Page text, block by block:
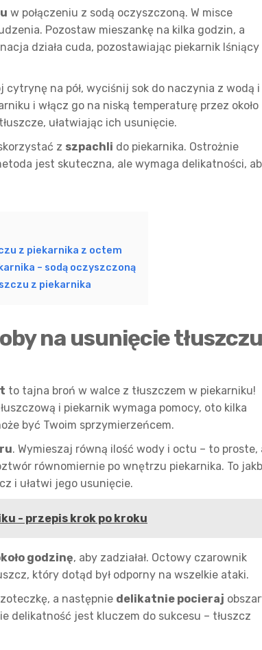
w połączeniu z sodą oczyszczoną. W misce
Pozostaw mieszankę na kilka godzin, a
działa cuda, pozostawiając piekarnik lśniący
cytrynę na pół, wyciśnij sok do naczynia z wodą i
i włącz go na niską temperaturę przez około
ułatwiając ich usunięcie.
z szpachli do piekarnika. Ostrożnie
jest skuteczna, ale wymaga delikatności,
z piekarnika z octem
– sodą oczyszczoną
z piekarnika
na usunięcie tłuszczu
to tajna broń w walce z tłuszczem w piekarniku!
i piekarnik wymaga pomocy, oto kilka
być Twoim sprzymierzeńcem.
. Wymieszaj równą ilość wody i octu – to proste,
równomiernie po wnętrzu piekarnika. To
i ułatwi jego usunięcie.
- przepis krok po kroku
godzinę, aby zadziałał. Octowy czarownik
który dotąd był odporny na wszelkie ataki.
a następnie delikatnie pocieraj
delikatność jest kluczem do sukcesu – tłuszcz